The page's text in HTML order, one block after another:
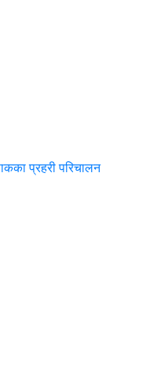
प्रहरी परिचालन